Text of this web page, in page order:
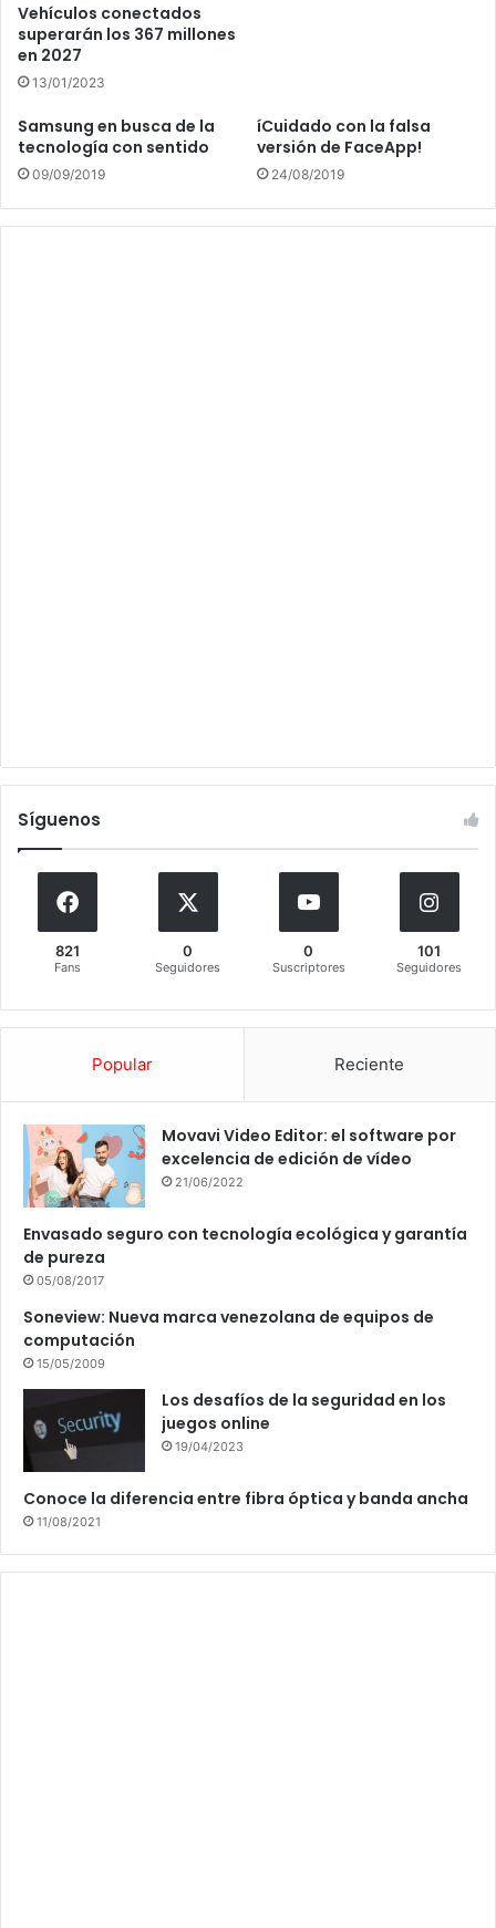
Vehículos conectados
superarán los 367 millones
en 2027
13/01/2023
Samsung en busca de la
tecnología con sentido
09/09/2019
íCuidado con la falsa
versión de FaceApp!
24/08/2019
Síguenos
821
Fans
0
Seguidores
0
Suscriptores
101
Seguidores
Popular Reciente
Movavi Video Editor: el software por
excelencia de edición de vídeo
21/06/2022
Envasado seguro con tecnología ecológica y garantía
de pureza
05/08/2017
Soneview: Nueva marca venezolana de equipos de
computación
15/05/2009
Los desafíos de la seguridad en los
juegos online
19/04/2023
Conoce la diferencia entre fibra óptica y banda ancha
11/08/2021